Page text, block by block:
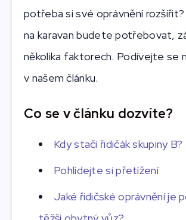
potřeba si své oprávnění
na karavan budete potřebovat,
několika faktorech. Podívejte se
v našem článku.
Co se v článku dozvíte?
Kdy stačí řidičák skupiny B?
Pohlídejte si přetížení
Jaké řidičské oprávnění je